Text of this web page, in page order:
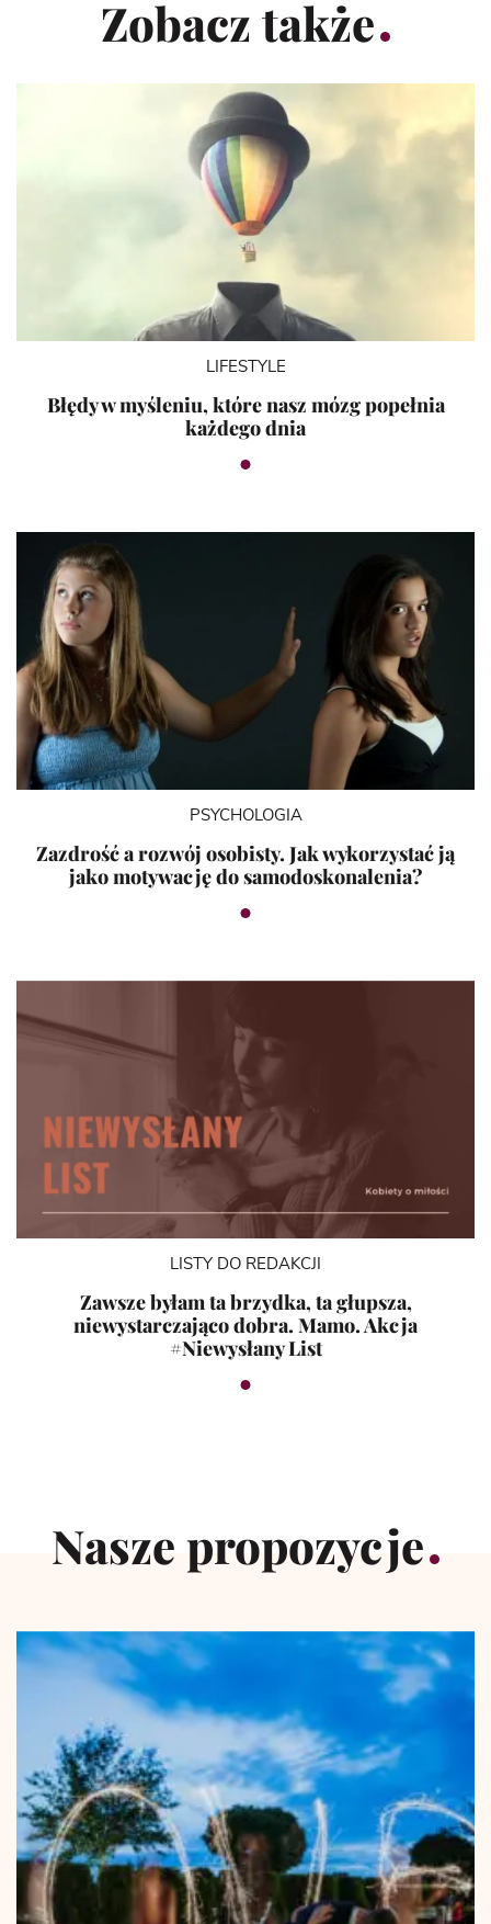
Zobacz także
LIFESTYLE
Błędy w myśleniu, które nasz mózg popełnia
każdego dnia
PSYCHOLOGIA
Zazdrość a rozwój osobisty. Jak wykorzystać ją
jako motywację do samodoskonalenia?
LISTY DO REDAKCJI
Zawsze byłam ta brzydka, ta głupsza,
niewystarczająco dobra. Mamo. Akcja
#Niewysłany List
Nasze propozycje